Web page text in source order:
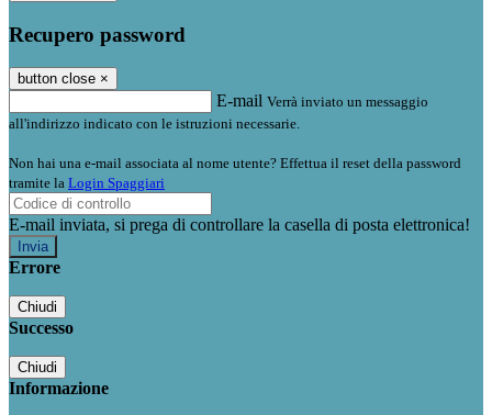
Recupero password
button close ×
E-mail Verrà inviato un messaggio
all'indirizzo indicato con le istruzioni necessarie.
Non hai una e-mail associata al nome utente? Effettua il reset della password
tramite la Login Spaggiari
E-mail inviata, si prega di controllare la casella di posta elettronica!
Errore
Chiudi
Successo
Chiudi
Informazione